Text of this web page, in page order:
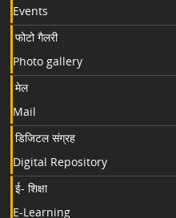
Events
फोटो गैलरी
Photo gallery
मेल
Mail
डिजिटल संग्रह
Digital Repository
ई- शिक्षा
E-Learning